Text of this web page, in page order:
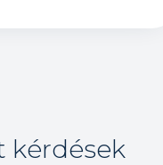
kérdések